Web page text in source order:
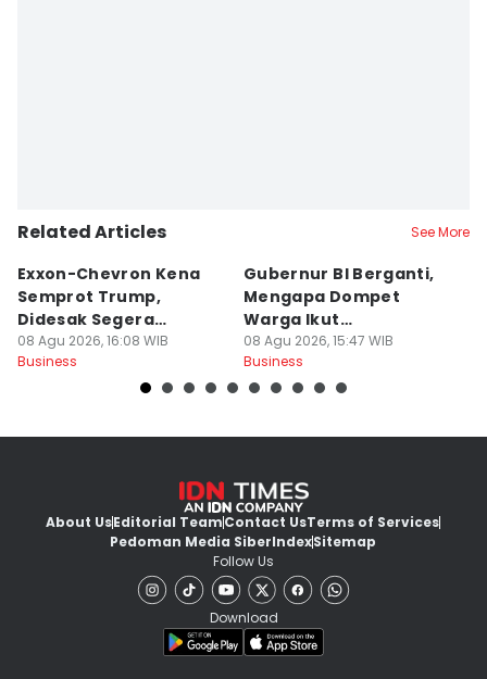
Related Articles See More
Exxon-Chevron Kena
Semprot Trump,
Didesak Segera
Turunkan Harga BBM
08 Agu 2026, 16:08 WIB
Business
Gubernur BI Berganti,
Mengapa Dompet
Warga Ikut
Terpengaruh?
08 Agu 2026, 15:47 WIB
Business
About UsEditorial TeamContact UsTerms of Services
Pedoman Media SiberIndexSitemap
Follow Us
Download